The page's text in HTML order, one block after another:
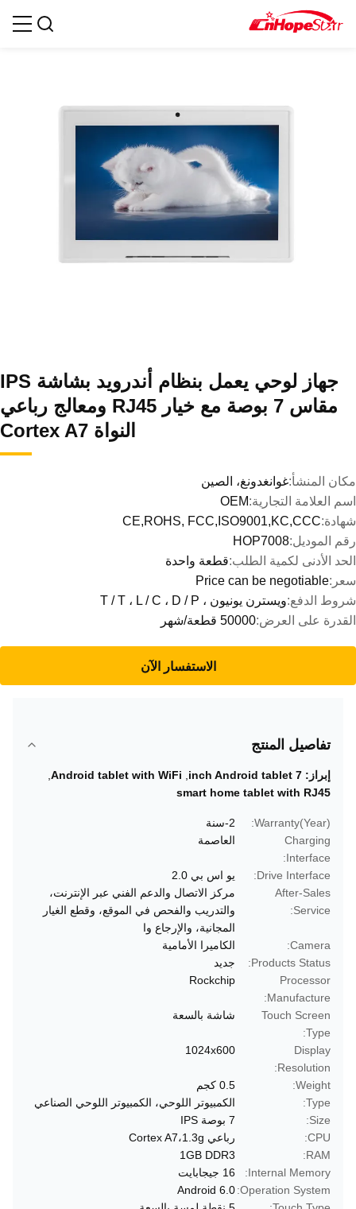
جهاز لوحي يعمل بنظام أندرويد بشاشة IPS
مقاس 7 بوصة مع خيار RJ45 ومعالج رباعي
النواة Cortex A7
مكان المنشأ:غوانغدونغ، الصين
اسم العلامة التجارية:OEM
شهادة:CE,ROHS, FCC,ISO9001,KC,CCC
رقم الموديل:HOP7008
الحد الأدنى لكمية الطلب:قطعة واحدة
سعر:Price can be negotiable
شروط الدفع:ويسترن يونيون ، T / T ، L / C ، D / P
القدرة على العرض:50000 قطعة/شهر
الاستفسار الآن
تفاصيل المنتج
إبراز: 7 inch Android tablet
Android tablet with WiFi
smart home tablet with RJ45
Warranty(Year):
2-سنة
Charging
Interface:
العاصمة
Drive Interface:
يو اس بي 2.0
After-Sales
Service:
مركز الاتصال والدعم الفني عبر الإنترنت،
والتدريب والفحص في الموقع، وقطع الغيار
المجانية، والإرجاع وا
Camera:
الكاميرا الأمامية
Products Status:
جديد
Processor
Manufacture:
Rockchip
Touch Screen
Type:
شاشة بالسعة
Display
Resolution:
1024x600
Weight:
0.5 كجم
Type:
الكمبيوتر اللوحي، الكمبيوتر اللوحي الصناعي
Size:
7 بوصة IPS
CPU:
رباعي Cortex A7،1.3g
RAM:
1GB DDR3
Internal Memory:
16 جيجابايت
Operation System:
Android 6.0